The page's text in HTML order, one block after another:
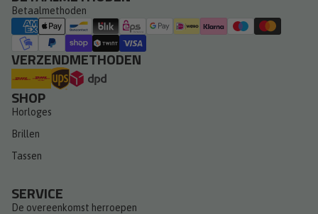
Betaalmethoden
VERZENDMETHODEN
SHOP
Horloges
Brillen
Tassen
SERVICE
De overeenkomst herroepen